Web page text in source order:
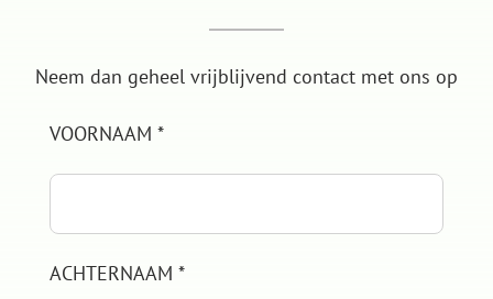
Neem dan geheel vrijblijvend contact met ons op
VOORNAAM *
ACHTERNAAM *